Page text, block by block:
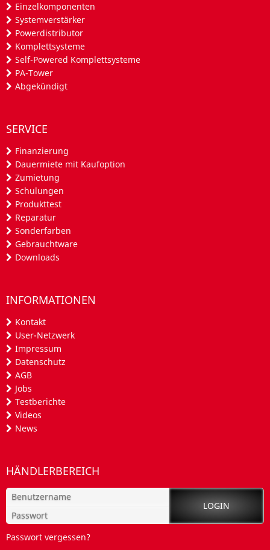
Einzelkomponenten
Systemverstärker
Powerdistributor
Komplettsysteme
Self-Powered Komplettsysteme
PA-Tower
Abgekündigt
SERVICE
Finanzierung
Dauermiete mit Kaufoption
Zumietung
Schulungen
Produkttest
Reparatur
Sonderfarben
Gebrauchtware
Downloads
INFORMATIONEN
Kontakt
User-Netzwerk
Impressum
Datenschutz
AGB
Jobs
Testberichte
Videos
News
HÄNDLERBEREICH
Passwort vergessen?